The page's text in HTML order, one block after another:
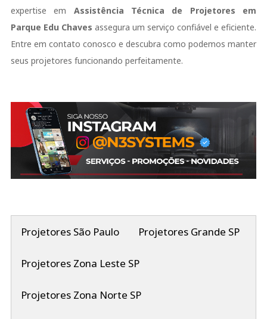
expertise em Assistência Técnica de Projetores em
Parque Edu Chaves assegura um serviço confiável e eficiente.
Entre em contato conosco e descubra como podemos manter
seus projetores funcionando perfeitamente.
Projetores São Paulo Projetores Grande SP
Projetores Zona Leste SP
Projetores Zona Norte SP